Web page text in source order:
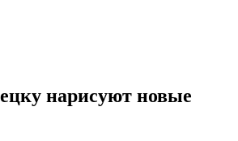
нарисуют новые